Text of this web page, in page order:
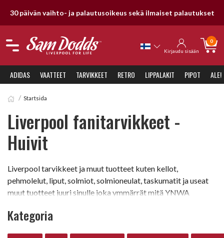
30 päivän vaihto- ja palautusoikeus sekä ilmaiset palautukset
Kirjaudu sisään
0
ADIDAS VAATTEET TARVIKKEET RETRO LIPPALAKIT PIPOT ALE!
Startsida
Liverpool fanitarvikkeet -
Huivit
Liverpool tarvikkeet ja muut tuotteet kuten kellot,
pehmolelut, liput, solmiot, solmioneulat, taskumatit ja useat
muut tuotteet juuri sinulle joka ymmärrät mitä YNWA
jälkeen tekee mielesi lukea hiukan Liverpool historiaa,
Kategoria